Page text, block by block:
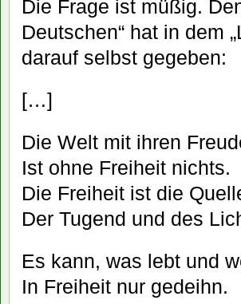
Die Frage ist müßig.
Deutschen“ hat in dem
darauf selbst gegeben:
[…]
Die Welt mit ihren
Ist ohne Freiheit nichts.
Die Freiheit ist die
Der Tugend und des
Es kann, was lebt und
In Freiheit nur gedeihn.